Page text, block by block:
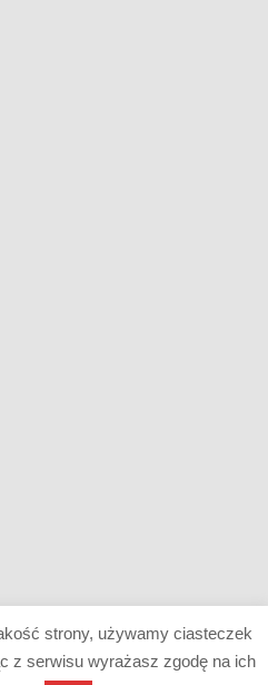
strony, używamy ciasteczek
z serwisu wyrażasz zgodę na ich